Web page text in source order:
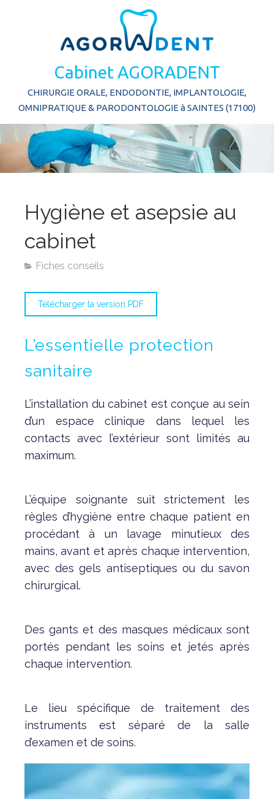
Cabinet AGORADENT
CHIRURGIE ORALE, ENDODONTIE, IMPLANTOLOGIE,
OMNIPRATIQUE & PARODONTOLOGIE à SAINTES (17100)
Hygiène et asepsie au
cabinet
Fiches conseils
Télécharger la version PDF
L’essentielle protection
sanitaire
L’installation du cabinet est conçue au sein
d’un espace clinique dans lequel les
contacts avec l’extérieur sont limités au
maximum.
L’équipe soignante suit strictement les
règles d’hygiène entre chaque patient en
procédant à un lavage minutieux des
mains, avant et après chaque intervention,
avec des gels antiseptiques ou du savon
chirurgical.
Des gants et des masques médicaux sont
portés pendant les soins et jetés après
chaque intervention.
Le lieu spécifique de traitement des
instruments est séparé de la salle
d’examen et de soins.